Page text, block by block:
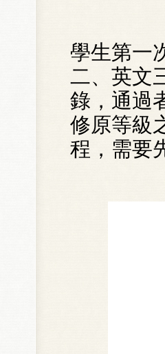
學生第一
二、英文
錄，通過
修原等級
程，需要